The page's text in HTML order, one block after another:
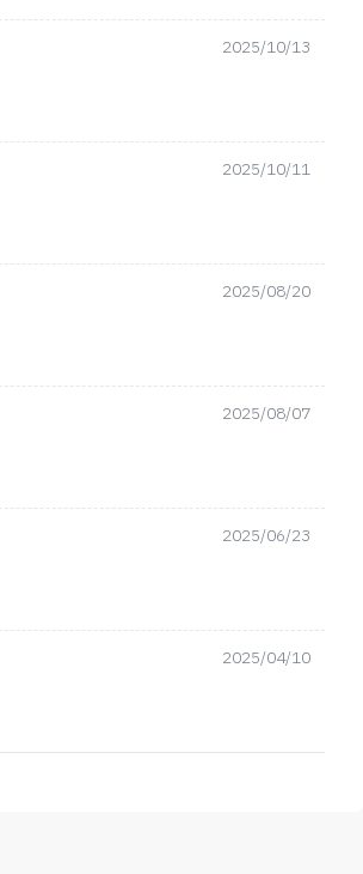
2025/10/13
2025/10/11
2025/08/20
2025/08/07
2025/06/23
2025/04/10